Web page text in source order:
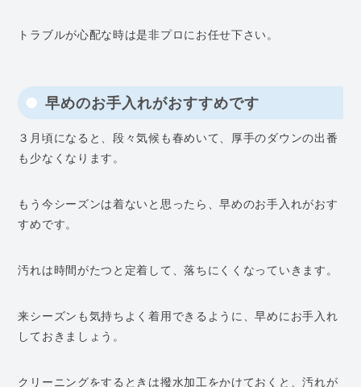
トラブルが心配な時は是非プロにお任せ下さい。
早めのお手入れがおすすめです
３月頃になると、段々気候も春めいて、厚手のダウンの出番
も少なくなります。
もう今シーズンは着ないと思ったら、早めのお手入れがおす
すめです。
汚れは時間がたつと定着して、落ちにくくなっていきます。
来シーズンも気持ちよく着用できるように、早めにお手入れ
しておきましょう。
クリーニングをするときは撥水加工をかけておくと、汚れが